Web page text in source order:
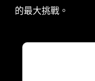
的最大挑戰。